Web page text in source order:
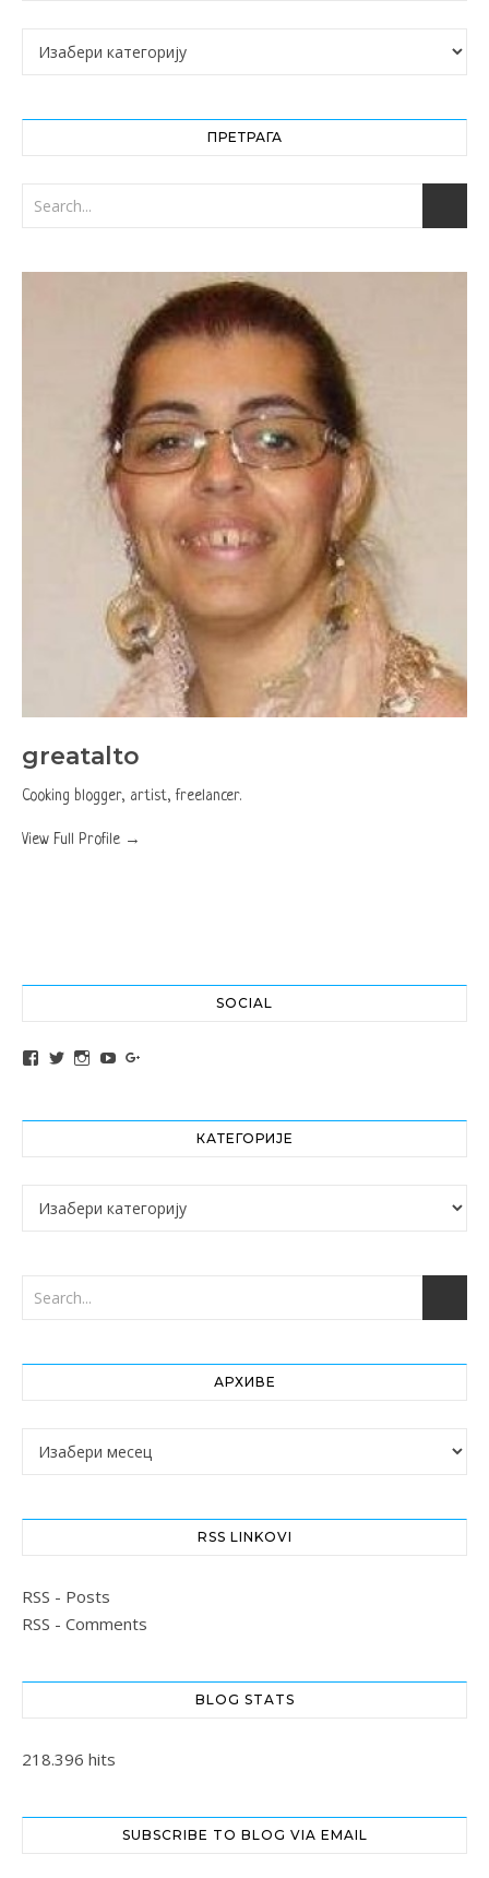
Категорије
ПРЕТРАГА
greatalto
Cooking blogger, artist, freelancer.
View Full Profile →
SOCIAL
View altochef’s profile on Facebook
View jovancica73’s profile on Twitter
View jovancica73’s profile on Instagram
View jovancica73’s profile on YouTube
КАТЕГОРИЈЕ
Категорије
АРХИВЕ
Архиве
RSS LINKOVI
RSS - Posts
RSS - Comments
BLOG STATS
218.396 hits
SUBSCRIBE TO BLOG VIA EMAIL